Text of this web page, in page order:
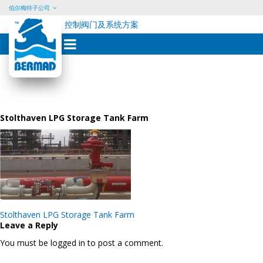
Skip
content
伯尔梅特子公司
控制阀门及系统方案
Stolthaven LPG Storage Tank Farm
Post
navigation
Stolthaven LPG Storage Tank Farm
Leave a Reply
You must be logged in to post a comment.